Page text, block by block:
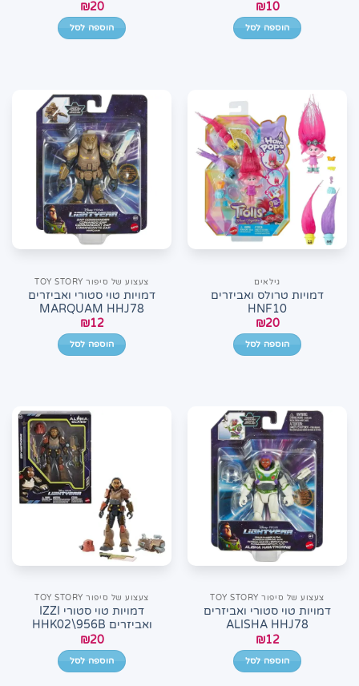
₪10
הוספה לסל
₪20
הוספה לסל
גילאים
דמויות טרולס ואביזרים
HNF10
₪20
הוספה לסל
צעצוע של סיפור TOY STORY
דמויות טוי סטורי ואביזרים
MARQUAM HHJ78
₪12
הוספה לסל
צעצוע של סיפור TOY STORY
דמויות טוי סטורי ואביזרים
ALISHA HHJ78
₪12
הוספה לסל
צעצוע של סיפור TOY STORY
דמויות טוי סטורי IZZI
ואביזרים HHK02\956B
₪20
הוספה לסל